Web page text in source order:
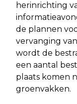
herinrichting
de plannen
vervanging
wordt de
een aantal
plaats komen
groenvakken.